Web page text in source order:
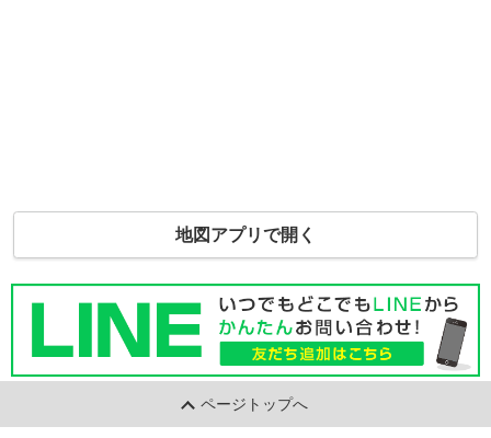
地図アプリで開く
ページトップへ